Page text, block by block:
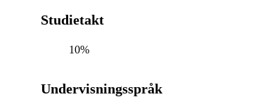
Studietakt
10%
Undervisningsspråk